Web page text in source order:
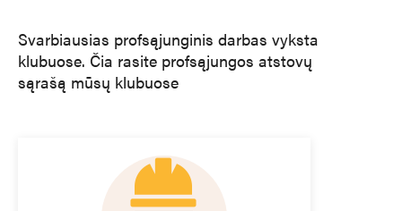
Svarbiausias profsąjunginis darbas vyksta
klubuose. Čia rasite profsąjungos atstovų
sąrašą mūsų klubuose